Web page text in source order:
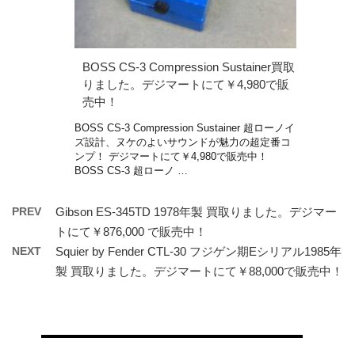
BOSS CS-3 Compression Sustainer買取
りました。デジマートにて￥4,980で販
売中！
BOSS CS-3 Compression Sustainer 超ローノイ
ズ設計、ヌケのよいサウンドが魅力の超定番コ
ンプ！ デジマートにて￥4,980で販売中！
BOSS CS-3 超ローノ …
PREV
Gibson ES-345TD 1978年製 買取りました。デジマー
トにて￥876,000 で販売中！
NEXT
Squier by Fender CTL-30 フジゲン期Eシリアル1985年
製 買取りました。デジマートにて￥88,000で販売中！